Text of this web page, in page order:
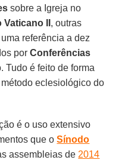
sobre a Igreja no
II , outras
referência a dez
porConferências
Tudo é feito de forma
eclesiológico do
é o uso extensivo
que oSínodo
assembleias de 2014